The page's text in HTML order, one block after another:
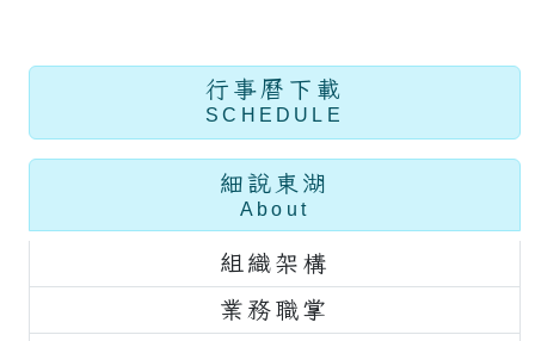
行事曆下載
SCHEDULE
細說東湖
About
組織架構
業務職掌